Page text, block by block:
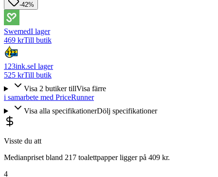
-42%
SwemedI lager
469 krTill butik
123ink.seI lager
525 krTill butik
Visa 2 butiker tillVisa färre
i samarbete med PriceRunner
Visa alla specifikationerDölj specifikationer
Visste du att
Medianpriset bland 217 toalettpapper ligger på 409 kr.
4